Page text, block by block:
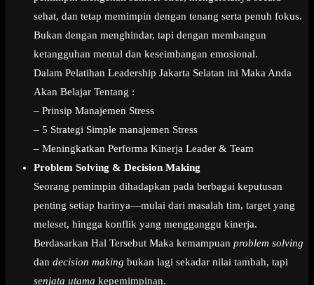
sehat, dan tetap memimpin dengan tenang serta penuh fokus.
Bukan dengan menghindar, tapi dengan membangun
ketangguhan mental dan keseimbangan emosional.
Dalam Pelatihan Leadership Jakarta Selatan ini Maka Anda
Akan Belajar Tentang :
– Prinsip Manajemen Stress
– 5 Strategi Simple manajemen Stress
– Meningkatkan Performa Kinerja Leader & Team
Problem Solving & Decision Making
Seorang pemimpin dihadapkan pada berbagai keputusan
penting setiap harinya—mulai dari masalah tim, target yang
meleset, hingga konflik yang mengganggu kinerja.
Berdasarkan Hal Tersebut Maka kemampuan problem solving
dan decision making bukan lagi sekadar nilai tambah, tapi
senjata utama kepemimpinan.